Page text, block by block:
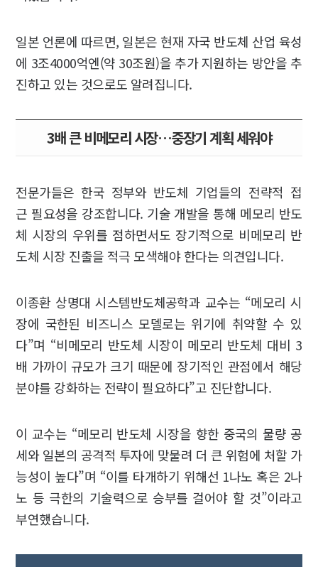
일본 언론에 따르면, 일본은 현재 자국 반도체 산업 육성
에 3조4000억엔(약 30조원)을 추가 지원하는 방안을 추
진하고 있는 것으로도 알려집니다.
3배 큰 비메모리 시장…중장기 계획 세워야
전문가들은 한국 정부와 반도체 기업들의 전략적 접
근 필요성을 강조합니다. 기술 개발을 통해 메모리 반도
체 시장의 우위를 점하면서도 장기적으로 비메모리 반
도체 시장 진출을 적극 모색해야 한다는 의견입니다.
이종환 상명대 시스템반도체공학과 교수는 “메모리 시
장에 국한된 비즈니스 모델로는 위기에 취약할 수 있
다”며 “비메모리 반도체 시장이 메모리 반도체 대비 3
배 가까이 규모가 크기 때문에 장기적인 관점에서 해당
분야를 강화하는 전략이 필요하다”고 진단합니다.
이 교수는 “메모리 반도체 시장을 향한 중국의 물량 공
세와 일본의 공격적 투자에 맞물려 더 큰 위험에 처할 가
능성이 높다”며 “이를 타개하기 위해선 1나노 혹은 2나
노 등 극한의 기술력으로 승부를 걸어야 할 것”이라고
부연했습니다.